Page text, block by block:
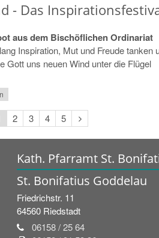
- Das
aus dem Bischöflichen Ordinariat
Inspiration, Mut und Freude tanken
Gott uns neuen Wind unter die Flügel
2 3 4 5
Nächste
Seite
Kath. Pfarramt St.
St. Bonifatius Goddelau
Friedrichstr. 11
64560 Riedstadt
06158 / 25 64